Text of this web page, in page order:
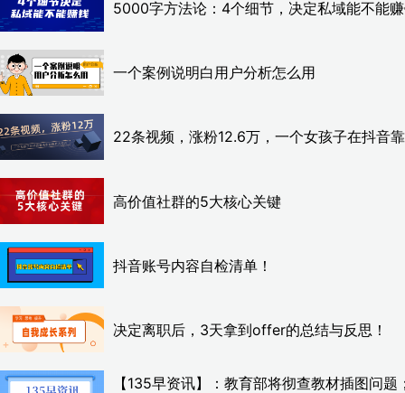
5000字方法论：4个细节，决定私域能不能
一个案例说明白用户分析怎么用
22条视频，涨粉12.6万，一个女孩子在抖音
高价值社群的5大核心关键
抖音账号内容自检清单！
决定离职后，3天拿到offer的总结与反思！
【135早资讯】：教育部将彻查教材插图问